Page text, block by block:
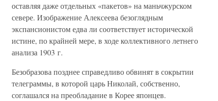
оставляя даже отдельных «пакетов» на маньчжурском
севере. Изображение Алексеева безоглядным
экспансионистом едва ли соответствует исторической
истине, по крайней мере, в ходе коллективного летнего
анализа 1903 г.
Безобразова позднее справедливо обвинят в сокрытии
телеграммы, в которой царь Николай, собственно,
соглашался на преобладание в Корее японцев.